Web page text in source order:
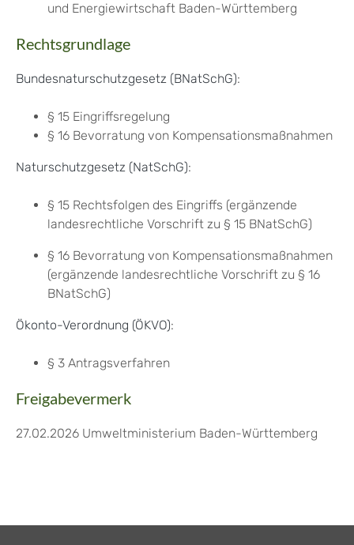
und Energiewirtschaft Baden-Württemberg
Rechtsgrundlage
Bundesnaturschutzgesetz (BNatSchG):
§ 15 Eingriffsregelung
§ 16 Bevorratung von Kompensationsmaßnahmen
Naturschutzgesetz (NatSchG):
§ 15 Rechtsfolgen des Eingriffs (ergänzende
landesrechtliche Vorschrift zu § 15 BNatSchG)
§ 16 Bevorratung von Kompensationsmaßnahmen
(ergänzende landesrechtliche Vorschrift zu § 16
BNatSchG)
Ökonto-Verordnung (ÖKVO):
§ 3 Antragsverfahren
Freigabevermerk
27.02.2026 Umweltministerium Baden-Württemberg